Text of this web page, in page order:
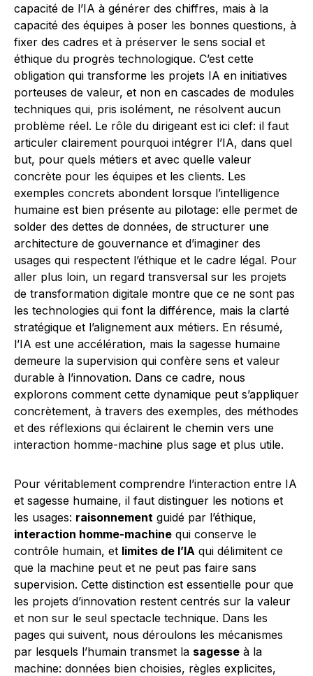
capacité de l’IA à générer des chiffres, mais à la
capacité des équipes à poser les bonnes questions, à
fixer des cadres et à préserver le sens social et
éthique du progrès technologique. C’est cette
obligation qui transforme les projets IA en initiatives
porteuses de valeur, et non en cascades de modules
techniques qui, pris isolément, ne résolvent aucun
problème réel. Le rôle du dirigeant est ici clef: il faut
articuler clairement pourquoi intégrer l’IA, dans quel
but, pour quels métiers et avec quelle valeur
concrète pour les équipes et les clients. Les
exemples concrets abondent lorsque l’intelligence
humaine est bien présente au pilotage: elle permet de
solder des dettes de données, de structurer une
architecture de gouvernance et d’imaginer des
usages qui respectent l’éthique et le cadre légal. Pour
aller plus loin, un regard transversal sur les projets
de transformation digitale montre que ce ne sont pas
les technologies qui font la différence, mais la clarté
stratégique et l’alignement aux métiers. En résumé,
l’IA est une accélération, mais la sagesse humaine
demeure la supervision qui confère sens et valeur
durable à l’innovation. Dans ce cadre, nous
explorons comment cette dynamique peut s’appliquer
concrètement, à travers des exemples, des méthodes
et des réflexions qui éclairent le chemin vers une
interaction homme-machine plus sage et plus utile.
Pour véritablement comprendre l’interaction entre IA
et sagesse humaine, il faut distinguer les notions et
les usages: raisonnement guidé par l’éthique,
interaction homme-machine qui conserve le
contrôle humain, et limites de l’IA qui délimitent ce
que la machine peut et ne peut pas faire sans
supervision. Cette distinction est essentielle pour que
les projets d’innovation restent centrés sur la valeur
et non sur le seul spectacle technique. Dans les
pages qui suivent, nous déroulons les mécanismes
par lesquels l’humain transmet la sagesse à la
machine: données bien choisies, règles explicites,